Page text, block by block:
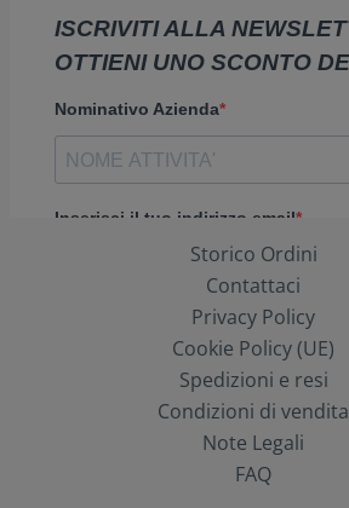
Storico Ordini
Contattaci
Privacy Policy
Cookie Policy (UE)
Spedizioni e resi
Condizioni di vendita
Note Legali
FAQ